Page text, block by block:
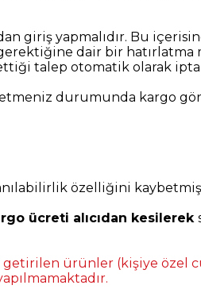
giriş yapmalıdır. Bu
dair bir
talep otomatik olarak
durumunda kargo
özelliğini
ücreti alıcıdan kesilerek
getirilen ürünler (kişiye özel